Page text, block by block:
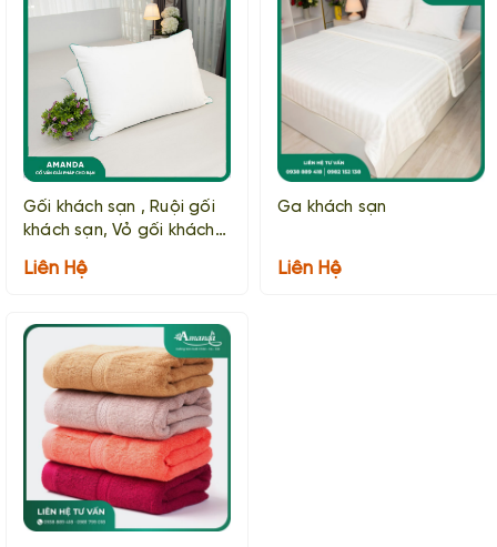
Gối khách sạn , Ruội gối
khách sạn, Vỏ gối khách
Liên Hệ
Ga khách sạn
Liên Hệ